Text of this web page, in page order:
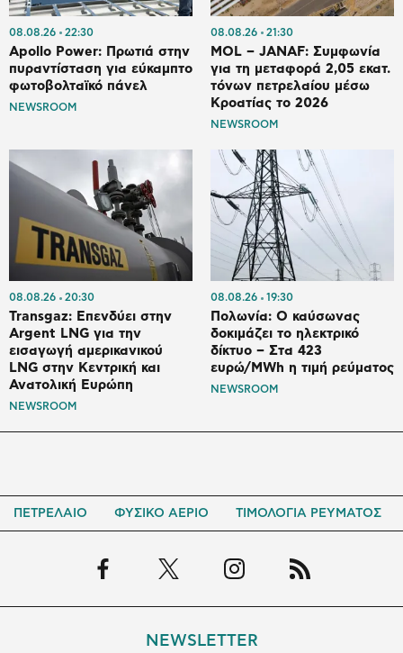
08.08.26 22:30
Apollo Power: Πρωτιά στην
πυραντίσταση για εύκαμπτο
φωτοβολταϊκό πάνελ
NEWSROOM
08.08.26 21:30
MOL – JANAF: Συμφωνία
για τη μεταφορά 2,05 εκατ.
τόνων πετρελαίου μέσω
Κροατίας το 2026
NEWSROOM
08.08.26 20:30
Transgaz: Επενδύει στην
Argent LNG για την
εισαγωγή αμερικανικού
LNG στην Κεντρική και
Ανατολική Ευρώπη
NEWSROOM
08.08.26 19:30
Πολωνία: Ο καύσωνας
δοκιμάζει το ηλεκτρικό
δίκτυο – Στα 423
ευρώ/MWh η τιμή ρεύματος
NEWSROOM
ΠΕΤΡΕΛΑΙΟ ΦΥΣΙΚΟ ΑΕΡΙΟ ΤΙΜΟΛΟΓΙΑ ΡΕΥΜΑΤΟΣ
NEWSLETTER